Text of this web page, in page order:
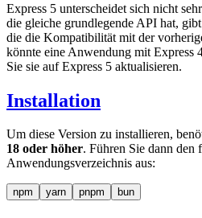
Express 5 unterscheidet sich nicht
die gleiche grundlegende API hat,
die die Kompatibilität mit der
könnte eine Anwendung mit Express
Sie sie auf Express 5 aktualisieren.
Installation
Um diese Version zu installieren,
18 oder höher. Führen Sie dann
Anwendungsverzeichnis aus:
npm yarn pnpm bun